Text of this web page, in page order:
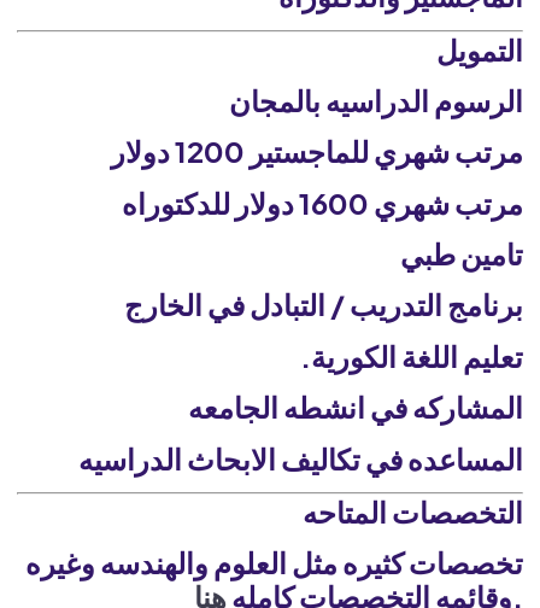
التمويل
الرسوم الدراسيه بالمجان
مرتب شهري للماجستير 1200 دولار
مرتب شهري 1600 دولار للدكتوراه
تامين طبي
برنامج التدريب / التبادل في الخارج
تعليم اللغة الكورية.
المشاركه في انشطه الجامعه
المساعده في تكاليف الابحاث الدراسيه
التخصصات المتاحه
تخصصات كثيره مثل العلوم والهندسه وغيره
.وقائمه التخصصات كاملههنا